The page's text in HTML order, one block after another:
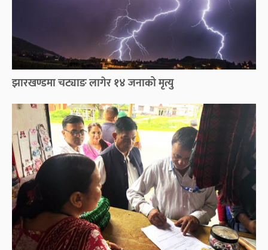
झारखण्डमा चट्याङ लागेर १४ जनाको मृत्यु